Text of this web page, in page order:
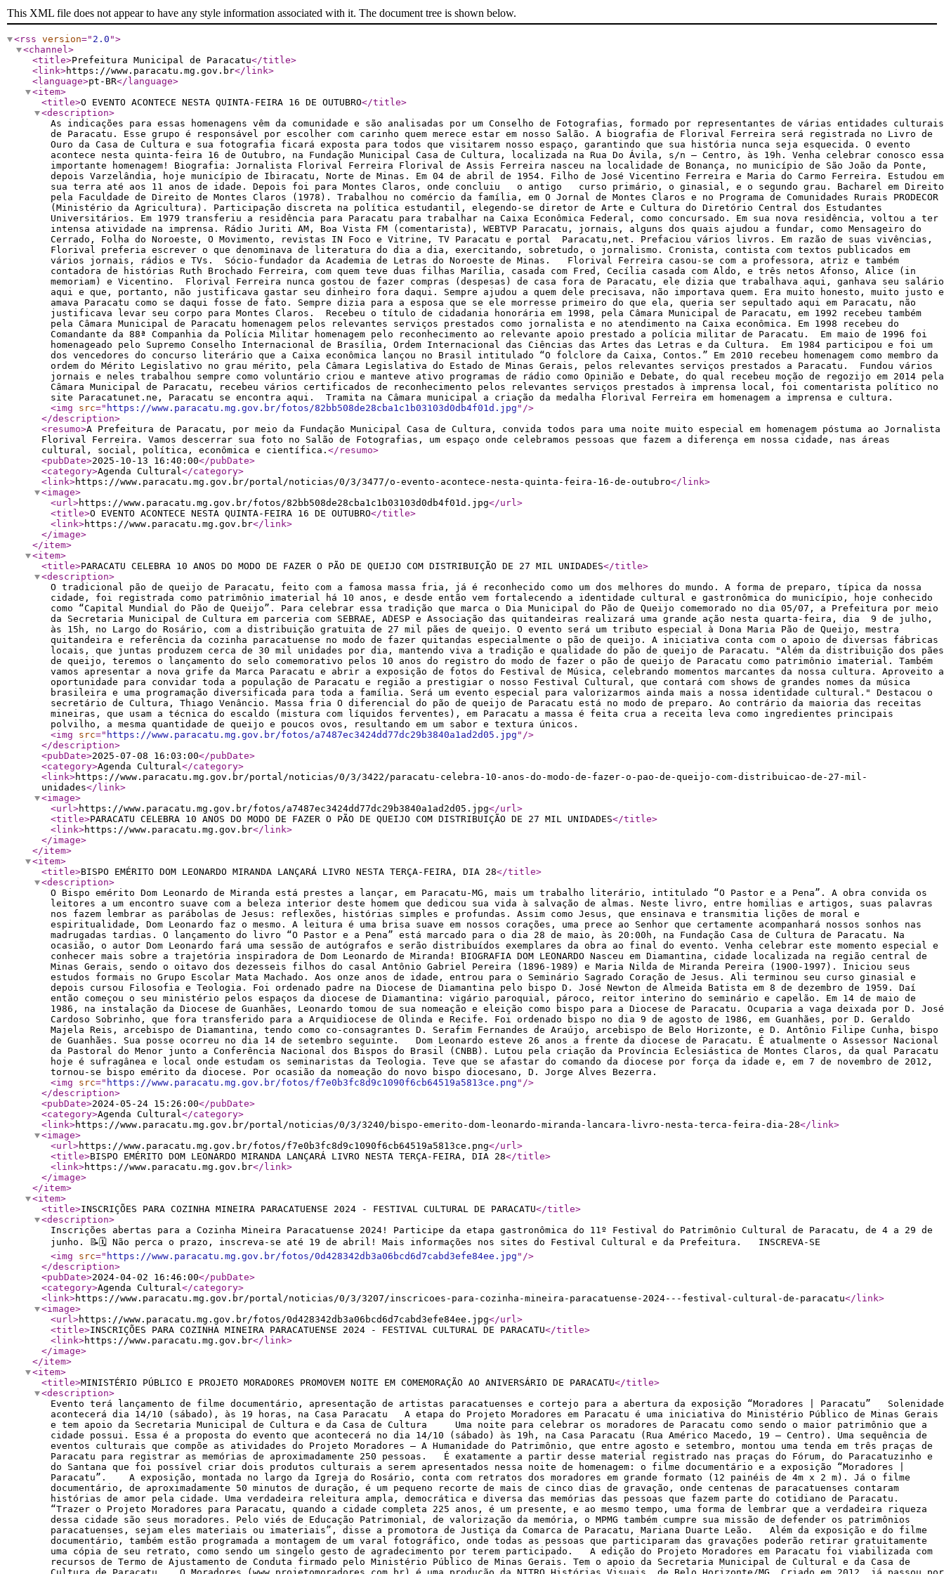
This XML file does not appear to have any style information associated with it. The document tree is shown below.
<rss version=" 2.0 ">
<channel>
<title>Prefeitura Municipal de Paracatu</title>
<link>https://www.paracatu.mg.gov.br</link>
<language>pt-BR</language>
<item>
<title>O EVENTO ACONTECE NESTA QUINTA-FEIRA 16 DE OUTUBRO</title>
<description>
As indicações para essas homenagens vêm da comunidade e são analisadas por um Conselho de Fotografias, formado por representantes de várias entidades culturais
de Paracatu. Esse grupo é responsável por escolher com carinho quem merece estar em nosso Salão. A biografia de Florival Ferreira será registrada no Livro de
Ouro da Casa de Cultura e sua fotografia ficará exposta para todos que visitarem nosso espaço, garantindo que sua história nunca seja esquecida. O evento
acontece nesta quinta-feira 16 de Outubro, na Fundação Municipal Casa de Cultura, localizada na Rua Do Ávila, s/n – Centro, às 19h. Venha celebrar conosco essa
importante homenagem! Biografia: Jornalista Florival Ferreira Florival de Assis Ferreira nasceu na localidade de Bonança, no município de São João da Ponte,
depois Varzelândia, hoje município de Ibiracatu, Norte de Minas. Em 04 de abril de 1954. Filho de José Vicentino Ferreira e Maria do Carmo Ferreira. Estudou em
sua terra até aos 11 anos de idade. Depois foi para Montes Claros, onde concluiu o antigo curso primário, o ginasial, e o segundo grau. Bacharel em Direito
pela Faculdade de Direito de Montes Claros (1978). Trabalhou no comércio da família, em O Jornal de Montes Claros e no Programa de Comunidades Rurais PRODECOR
(Ministério da Agricultura). Participação discreta na política estudantil, elegendo-se diretor de Arte e Cultura do Diretório Central dos Estudantes
Universitários. Em 1979 transferiu a residência para Paracatu para trabalhar na Caixa Econômica Federal, como concursado. Em sua nova residência, voltou a ter
intensa atividade na imprensa. Rádio Juriti AM, Boa Vista FM (comentarista), WEBTVP Paracatu, jornais, alguns dos quais ajudou a fundar, como Mensageiro do
Cerrado, Folha do Noroeste, O Movimento, revistas IN Foco e Vitrine, TV Paracatu e portal Paracatu,net. Prefaciou vários livros. Em razão de suas vivências,
Florival preferia escrever o que denominava de literatura do dia a dia, exercitando, sobretudo, o jornalismo. Cronista, contista com textos publicados em
vários jornais, rádios e TVs. Sócio-fundador da Academia de Letras do Noroeste de Minas. Florival Ferreira casou-se com a professora, atriz e também
contadora de histórias Ruth Brochado Ferreira, com quem teve duas filhas Marília, casada com Fred, Cecília casada com Aldo, e três netos Afonso, Alice (in
memoriam) e Vicentino. Florival Ferreira nunca gostou de fazer compras (despesas) de casa fora de Paracatu, ele dizia que trabalhava aqui, ganhava seu salário
aqui e que, portanto, não justificava gastar seu dinheiro fora daqui. Sempre ajudou a quem dele precisava, não importava quem. Era muito honesto, muito justo e
amava Paracatu como se daqui fosse de fato. Sempre dizia para a esposa que se ele morresse primeiro do que ela, queria ser sepultado aqui em Paracatu, não
justificava levar seu corpo para Montes Claros. Recebeu o título de cidadania honorária em 1998, pela Câmara Municipal de Paracatu, em 1992 recebeu também
pela Câmara Municipal de Paracatu homenagem pelos relevantes serviços prestados como jornalista e no atendimento na Caixa econômica. Em 1998 recebeu do
Comandante da 88ª Companhia da Polícia Militar homenagem pelo reconhecimento ao relevante apoio prestado a polícia militar de Paracatu. Em maio de 1996 foi
homenageado pelo Supremo Conselho Internacional de Brasília, Ordem Internacional das Ciências das Artes das Letras e da Cultura. Em 1984 participou e foi um
dos vencedores do concurso literário que a Caixa econômica lançou no Brasil intitulado “O folclore da Caixa, Contos.” Em 2010 recebeu homenagem como membro da
ordem do Mérito Legislativo no grau mérito, pela Câmara Legislativa do Estado de Minas Gerais, pelos relevantes serviços prestados a Paracatu. Fundou vários
jornais e neles trabalhou sempre como voluntário criou e manteve ativo programas de rádio como Opinião e Debate, do qual recebeu moção de regozijo em 2014 pela
Câmara Municipal de Paracatu, recebeu vários certificados de reconhecimento pelos relevantes serviços prestados à imprensa local, foi comentarista político no
site Paracatunet.ne, Paracatu se encontra aqui. Tramita na Câmara municipal a criação da medalha Florival Ferreira em homenagem a imprensa e cultura.
<img
src=" https://www.paracatu.mg.gov.br/fotos/82bb508de28cba1c1b03103d0db4f01d.jpg " />
</description>
<resumo>A Prefeitura de Paracatu, por meio da Fundação Municipal Casa de Cultura, convida todos para uma noite muito especial em homenagem póstuma ao Jornalista
Florival Ferreira. Vamos descerrar sua foto no Salão de Fotografias, um espaço onde celebramos pessoas que fazem a diferença em nossa cidade, nas áreas
cultural, social, política, econômica e científica. </resumo>
<pubDate>2025-10-13 16:40:00</pubDate>
<category>Agenda Cultural</category>
<link>https://www.paracatu.mg.gov.br/portal/noticias/0/3/3477/o-evento-acontece-nesta-quinta-feira-16-de-outubro</link>
<image>
<url>https://www.paracatu.mg.gov.br/fotos/82bb508de28cba1c1b03103d0db4f01d.jpg</url>
<title>O EVENTO ACONTECE NESTA QUINTA-FEIRA 16 DE OUTUBRO</title>
<link>https://www.paracatu.mg.gov.br</link>
</image>
</item>
<item>
<title>PARACATU CELEBRA 10 ANOS DO MODO DE FAZER O PÃO DE QUEIJO COM DISTRIBUIÇÃO DE 27 MIL UNIDADES</title>
<description>
O tradicional pão de queijo de Paracatu, feito com a famosa massa fria, já é reconhecido como um dos melhores do mundo. A forma de preparo, típica da nossa
cidade, foi registrada como patrimônio imaterial há 10 anos, e desde então vem fortalecendo a identidade cultural e gastronômica do município, hoje conhecido
como “Capital Mundial do Pão de Queijo”. Para celebrar essa tradição que marca o Dia Municipal do Pão de Queijo comemorado no dia 05/07, a Prefeitura por meio
da Secretaria Municipal de Cultura em parceria com SEBRAE, ADESP e Associação das quitandeiras realizará uma grande ação nesta quarta-feira, dia 9 de julho,
às 15h, no Largo do Rosário, com a distribuição gratuita de 27 mil pães de queijo. O evento será um tributo especial à Dona Maria Pão de Queijo, mestra
quitandeira e referência da cozinha paracatuense no modo de fazer quitandas especialmente o pão de queijo. A iniciativa conta com o apoio de diversas fábricas
locais, que juntas produzem cerca de 30 mil unidades por dia, mantendo viva a tradição e qualidade do pão de queijo de Paracatu. "Além da distribuição dos pães
de queijo, teremos o lançamento do selo comemorativo pelos 10 anos do registro do modo de fazer o pão de queijo de Paracatu como patrimônio imaterial. Também
vamos apresentar a nova grife da Marca Paracatu e abrir a exposição de fotos do Festival de Música, celebrando momentos marcantes da nossa cultura. Aproveito a
oportunidade para convidar toda a população de Paracatu e região a prestigiar o nosso Festival Cultural, que contará com shows de grandes nomes da música
brasileira e uma programação diversificada para toda a família. Será um evento especial para valorizarmos ainda mais a nossa identidade cultural." Destacou o
secretário de Cultura, Thiago Venâncio. Massa fria O diferencial do pão de queijo de Paracatu está no modo de preparo. Ao contrário da maioria das receitas
mineiras, que usam a técnica do escaldo (mistura com líquidos ferventes), em Paracatu a massa é feita crua a receita leva como ingredientes principais
polvilho, a mesma quantidade de queijo e poucos ovos, resultando em um sabor e textura únicos.
<img
src=" https://www.paracatu.mg.gov.br/fotos/a7487ec3424dd77dc29b3840a1ad2d05.jpg " />
</description>
<pubDate>2025-07-08 16:03:00</pubDate>
<category>Agenda Cultural</category>
<link>https://www.paracatu.mg.gov.br/portal/noticias/0/3/3422/paracatu-celebra-10-anos-do-modo-de-fazer-o-pao-de-queijo-com-distribuicao-de-27-mil-
unidades</link>
<image>
<url>https://www.paracatu.mg.gov.br/fotos/a7487ec3424dd77dc29b3840a1ad2d05.jpg</url>
<title>PARACATU CELEBRA 10 ANOS DO MODO DE FAZER O PÃO DE QUEIJO COM DISTRIBUIÇÃO DE 27 MIL UNIDADES</title>
<link>https://www.paracatu.mg.gov.br</link>
</image>
</item>
<item>
<title>BISPO EMÉRITO DOM LEONARDO MIRANDA LANÇARÁ LIVRO NESTA TERÇA-FEIRA, DIA 28</title>
<description>
O Bispo emérito Dom Leonardo de Miranda está prestes a lançar, em Paracatu-MG, mais um trabalho literário, intitulado “O Pastor e a Pena”. A obra convida os
leitores a um encontro suave com a beleza interior deste homem que dedicou sua vida à salvação de almas. Neste livro, entre homilias e artigos, suas palavras
nos fazem lembrar as parábolas de Jesus: reflexões, histórias simples e profundas. Assim como Jesus, que ensinava e transmitia lições de moral e
espiritualidade, Dom Leonardo faz o mesmo. A leitura é uma brisa suave em nossos corações, uma prece ao Senhor que certamente acompanhará nossos sonhos nas
madrugadas tardias. O lançamento do livro “O Pastor e a Pena” está marcado para o dia 28 de maio, às 20:00h, na Fundação Casa de Cultura de Paracatu. Na
ocasião, o autor Dom Leonardo fará uma sessão de autógrafos e serão distribuídos exemplares da obra ao final do evento. Venha celebrar este momento especial e
conhecer mais sobre a trajetória inspiradora de Dom Leonardo de Miranda! BIOGRAFIA DOM LEONARDO Nasceu em Diamantina, cidade localizada na região central de
Minas Gerais, sendo o oitavo dos dezesseis filhos do casal Antônio Gabriel Pereira (1896-1989) e Maria Nilda de Miranda Pereira (1900-1997). Iniciou seus
estudos formais no Grupo Escolar Mata Machado. Aos onze anos de idade, entrou para o Seminário Sagrado Coração de Jesus. Ali terminou seu curso ginasial e
depois cursou Filosofia e Teologia. Foi ordenado padre na Diocese de Diamantina pelo bispo D. José Newton de Almeida Batista em 8 de dezembro de 1959. Daí
então começou o seu ministério pelos espaços da diocese de Diamantina: vigário paroquial, pároco, reitor interino do seminário e capelão. Em 14 de maio de
1986, na instalação da Diocese de Guanhães, Leonardo tomou de sua nomeação e eleição como bispo para a Diocese de Paracatu. Ocuparia a vaga deixada por D. José
Cardoso Sobrinho, que fora transferido para a Arquidiocese de Olinda e Recife. Foi ordenado bispo no dia 9 de agosto de 1986, em Guanhães, por D. Geraldo
Majela Reis, arcebispo de Diamantina, tendo como co-consagrantes D. Serafim Fernandes de Araújo, arcebispo de Belo Horizonte, e D. Antônio Filipe Cunha, bispo
de Guanhães. Sua posse ocorreu no dia 14 de setembro seguinte. Dom Leonardo esteve 26 anos a frente da diocese de Paracatu. É atualmente o Assessor Nacional
da Pastoral do Menor junto a Conferência Nacional dos Bispos do Brasil (CNBB). Lutou pela criação da Província Eclesiástica de Montes Claros, da qual Paracatu
hoje é sufragânea e local onde estudam os seminaristas da Teologia. Teve que se afastar do comando da diocese por força da idade e, em 7 de novembro de 2012,
tornou-se bispo emérito da diocese. Por ocasião da nomeação do novo bispo diocesano, D. Jorge Alves Bezerra.
<img
src=" https://www.paracatu.mg.gov.br/fotos/f7e0b3fc8d9c1090f6cb64519a5813ce.png " />
</description>
<pubDate>2024-05-24 15:26:00</pubDate>
<category>Agenda Cultural</category>
<link>https://www.paracatu.mg.gov.br/portal/noticias/0/3/3240/bispo-emerito-dom-leonardo-miranda-lancara-livro-nesta-terca-feira-dia-28</link>
<image>
<url>https://www.paracatu.mg.gov.br/fotos/f7e0b3fc8d9c1090f6cb64519a5813ce.png</url>
<title>BISPO EMÉRITO DOM LEONARDO MIRANDA LANÇARÁ LIVRO NESTA TERÇA-FEIRA, DIA 28</title>
<link>https://www.paracatu.mg.gov.br</link>
</image>
</item>
<item>
<title>INSCRIÇÕES PARA COZINHA MINEIRA PARACATUENSE 2024 - FESTIVAL CULTURAL DE PARACATU</title>
<description>
Inscrições abertas para a Cozinha Mineira Paracatuense 2024! Participe da etapa gastronômica do 11º Festival do Patrimônio Cultural de Paracatu, de 4 a 29 de
junho. 📝🗓️ Não perca o prazo, inscreva-se até 19 de abril! Mais informações nos sites do Festival Cultural e da Prefeitura. INSCREVA-SE
<img
src=" https://www.paracatu.mg.gov.br/fotos/0d428342db3a06bcd6d7cabd3efe84ee.jpg " />
</description>
<pubDate>2024-04-02 16:46:00</pubDate>
<category>Agenda Cultural</category>
<link>https://www.paracatu.mg.gov.br/portal/noticias/0/3/3207/inscricoes-para-cozinha-mineira-paracatuense-2024---festival-cultural-de-paracatu</link>
<image>
<url>https://www.paracatu.mg.gov.br/fotos/0d428342db3a06bcd6d7cabd3efe84ee.jpg</url>
<title>INSCRIÇÕES PARA COZINHA MINEIRA PARACATUENSE 2024 - FESTIVAL CULTURAL DE PARACATU</title>
<link>https://www.paracatu.mg.gov.br</link>
</image>
</item>
<item>
<title>MINISTÉRIO PÚBLICO E PROJETO MORADORES PROMOVEM NOITE EM COMEMORAÇÃO AO ANIVERSÁRIO DE PARACATU</title>
<description>
Evento terá lançamento de filme documentário, apresentação de artistas paracatuenses e cortejo para a abertura da exposição “Moradores | Paracatu” Solenidade
acontecerá dia 14/10 (sábado), às 19 horas, na Casa Paracatu A etapa do Projeto Moradores em Paracatu é uma iniciativa do Ministério Público de Minas Gerais
e tem apoio da Secretaria Municipal de Cultura e da Casa de Cultura Uma noite para celebrar os moradores de Paracatu como sendo o maior patrimônio que a
cidade possui. Essa é a proposta do evento que acontecerá no dia 14/10 (sábado) às 19h, na Casa Paracatu (Rua Américo Macedo, 19 – Centro). Uma sequência de
eventos culturais que compõe as atividades do Projeto Moradores – A Humanidade do Patrimônio, que entre agosto e setembro, montou uma tenda em três praças de
Paracatu para registrar as memórias de aproximadamente 250 pessoas. É exatamente a partir desse material registrado nas praças do Fórum, do Paracatuzinho e
do Santana que foi possível criar dois produtos culturais a serem apresentados nessa noite de homenagem: o filme documentário e a exposição “Moradores |
Paracatu”. A exposição, montada no largo da Igreja do Rosário, conta com retratos dos moradores em grande formato (12 painéis de 4m x 2 m). Já o filme
documentário, de aproximadamente 50 minutos de duração, é um pequeno recorte de mais de cinco dias de gravação, onde centenas de paracatuenses contaram
histórias de amor pela cidade. Uma verdadeira releitura ampla, democrática e diversa das memórias das pessoas que fazem parte do cotidiano de Paracatu.
“Trazer o Projeto Moradores para Paracatu, quando a cidade completa 225 anos, é um presente, e ao mesmo tempo, uma forma de lembrar que a verdadeira riqueza
dessa cidade são seus moradores. Pelo viés de Educação Patrimonial, de valorização da memória, o MPMG também cumpre sua missão de defender os patrimônios
paracatuenses, sejam eles materiais ou imateriais”, disse a promotora de Justiça da Comarca de Paracatu, Mariana Duarte Leão. Além da exposição e do filme
documentário, também estão programada a montagem de um varal fotográfico, onde todas as pessoas que participaram das gravações poderão retirar gratuitamente
uma cópia de seu retrato, como sendo um singelo gesto de agradecimento por terem participado. A edição do Projeto Moradores em Paracatu foi viabilizada com
recursos de Termo de Ajustamento de Conduta firmado pelo Ministério Público de Minas Gerais. Tem o apoio da Secretaria Municipal de Cultural e da Casa de